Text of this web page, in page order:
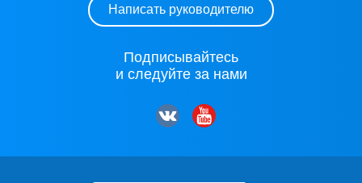
Написать руководителю
Подписывайтесь
и следуйте за нами